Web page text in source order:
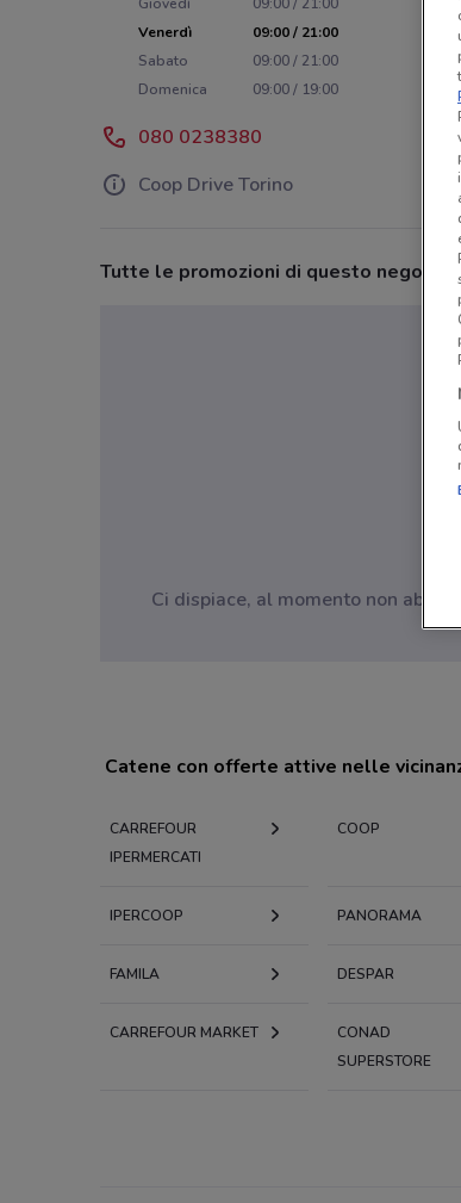
Venerdì
09:00 / 21:00
Sabato
09:00 / 21:00
Domenica
09:00 / 19:00
080 0238380
Coop Drive Torino
Tutte le promozioni di questo negozio
Ci dispiace, al momento non
Catene con offerte attive nelle
CARREFOUR
IPERMERCATI
COOP
IPERCOOP PANORAMA
FAMILA DESPAR
CARREFOUR MARKET
CONAD
SUPERSTORE